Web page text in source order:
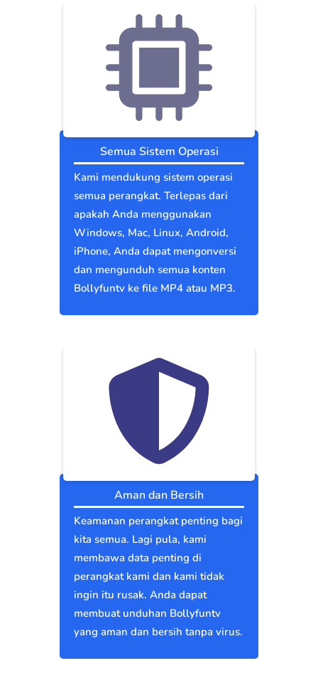
Semua Sistem Operasi
Kami mendukung sistem operasi
semua perangkat. Terlepas dari
apakah Anda menggunakan
Windows, Mac, Linux, Android,
iPhone, Anda dapat mengonversi
dan mengunduh semua konten
Bollyfuntv ke file MP4 atau MP3.
Aman dan Bersih
Keamanan perangkat penting bagi
kita semua. Lagi pula, kami
membawa data penting di
perangkat kami dan kami tidak
ingin itu rusak. Anda dapat
membuat unduhan Bollyfuntv
yang aman dan bersih tanpa virus.